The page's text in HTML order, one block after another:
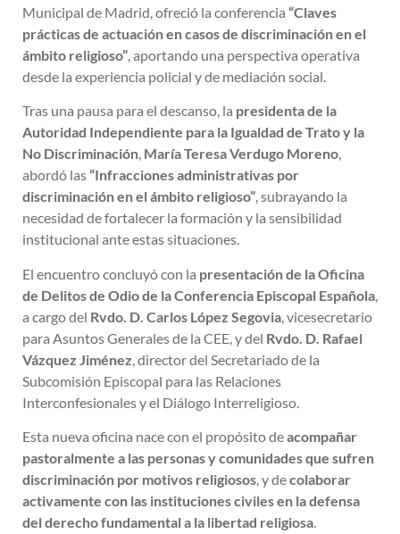
Municipal de Madrid, ofreció la conferencia “Claves
prácticas de actuación en casos de discriminación en el
ámbito religioso” , aportando una perspectiva operativa
desde la experiencia policial y de mediación social.
Tras una pausa para el descanso, la presidenta de la
Autoridad Independiente para la Igualdad de Trato y la
No Discriminación, María Teresa Verdugo Moreno,
abordó las“Infracciones administrativas por
discriminación en el ámbito religioso”, subrayando la
necesidad de fortalecer la formación y la sensibilidad
institucional ante estas situaciones.
El encuentro concluyó con la presentación de la Oficina
de Delitos de Odio de la Conferencia Episcopal Española
a cargo del Rvdo. D. Carlos López Segovia , vicesecretario
para Asuntos Generales de la CEE, y del Rvdo. D. Rafael
Vázquez Jiménez , director del Secretariado de la
Subcomisión Episcopal para las Relaciones
Interconfesionales y el Diálogo Interreligioso.
Esta nueva oficina nace con el propósito deacompañar
pastoralmente a las personas y comunidades que sufren
discriminación por motivos religiosos, y decolaborar
activamente con las instituciones civiles en la defensa
del derecho fundamental a la libertad religiosa.